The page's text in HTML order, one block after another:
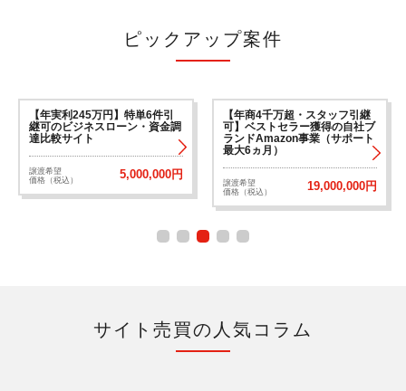
ピックアップ案件
【年実利245万円】特単6件引
継可のビジネスローン・資金調
達比較サイト
譲渡希望
価格（税込）
5,000,000円
【年商4千万超・スタッフ引継
可】ベストセラー獲得の自社ブ
ランドAmazon事業（サポート
最大6ヵ月）
譲渡希望
価格（税込）
19,000,000円
サイト売買の人気コラム